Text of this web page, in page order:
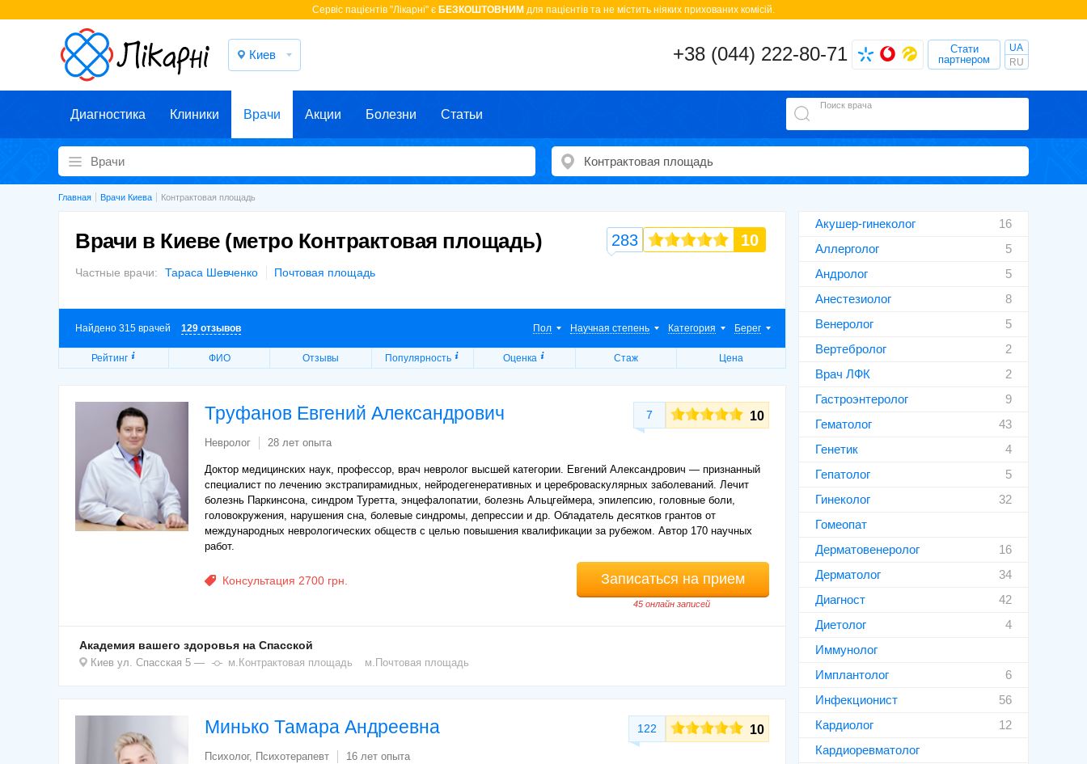
Cервіс пацієнтів "Лікарні" є БЕЗКОШТОВНИМ для пацієнтів та не містить ніяких прихованих комісій.
Киев +38 (044) 222-80-71
Стати
партнером
UA
RU
Диагностика Клиники Врачи Акции Болезни Статьи
Поиск врача
Главная Врачи Киева Контрактовая площадь
Врачи в Киеве (метро Контрактовая площадь)
Частные врачи: Тараса Шевченко Почтовая площадь
283 10
Найдено 315 врачей 129 отзывов Пол Научная степень Категория Берег
Рейтинг ФИО Отзывы Популярность Оценка Стаж Цена
Труфанов Евгений Александрович
Невролог 28 лет опыта
7 10
Доктор медицинских наук, профессор, врач невролог высшей категории. Евгений Александрович — признанный
специалист по лечению экстрапирамидных, нейродегенеративных и цереброваскулярных заболеваний. Лечит
болезнь Паркинсона, синдром Туретта, энцефалопатии, болезнь Альцгеймера, эпилепсию, головные боли,
головокружения, нарушения сна, болевые синдромы, депрессии и др. Обладатель десятков грантов от
международных неврологических обществ с целью повышения квалификации за рубежом. Автор 170 научных
работ.
Записаться на прием
45 онлайн записей
Консультация 2700 грн.
Академия вашего здоровья на Спасской
Киев ул. Спасская 5 м.Контрактовая площадь м.Почтовая площадь
Минько Тамара Андреевна
Психолог, Психотерапевт 16 лет опыта
122 10
Акушер-гинеколог
16
Аллерголог
5
Андролог
5
Анестезиолог
8
Венеролог
5
Вертебролог
2
Врач ЛФК
2
Гастроэнтеролог
9
Гематолог
43
Генетик
4
Гепатолог
5
Гинеколог
32
Гомеопат
Дерматовенеролог
16
Дерматолог
34
Диагност
42
Диетолог
4
Иммунолог
Имплантолог
6
Инфекционист
56
Кардиолог
12
Кардиоревматолог